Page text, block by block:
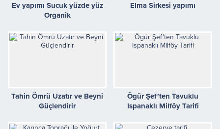
Ev yapımı Sucuk yüzde yüz
Organik
Elma Sirkesi yapımı
Tahin Ömrü Uzatır ve Beyni
Güçlendirir
Ögür Şef’ten Tavuklu
Ispanaklı Milföy Tarifi